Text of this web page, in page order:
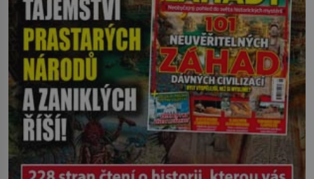
vychází najevo. Víme ale […]